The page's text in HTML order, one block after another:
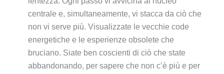
centrale e, simultaneamente, vi stacca da ciò che
non vi serve più. Visualizzate le vecchie code
energetiche e le esperienze obsolete che
bruciano. Siate ben coscienti di ciò che state
abbandonando, per sapere che non c’è più e per